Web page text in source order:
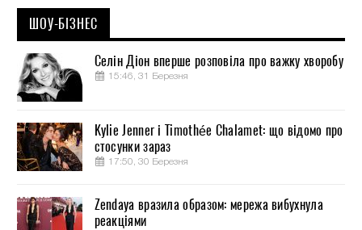
ШОУ-БІЗНЕС
Селін Діон вперше розповіла про важку хворобу
15:46, 31 Березня
Kylie Jenner і Timothée Chalamet: що відомо про
стосунки зараз
17:50, 30 Березня
Zendaya вразила образом: мережа вибухнула
реакціями